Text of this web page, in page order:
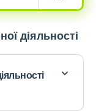
діяльності